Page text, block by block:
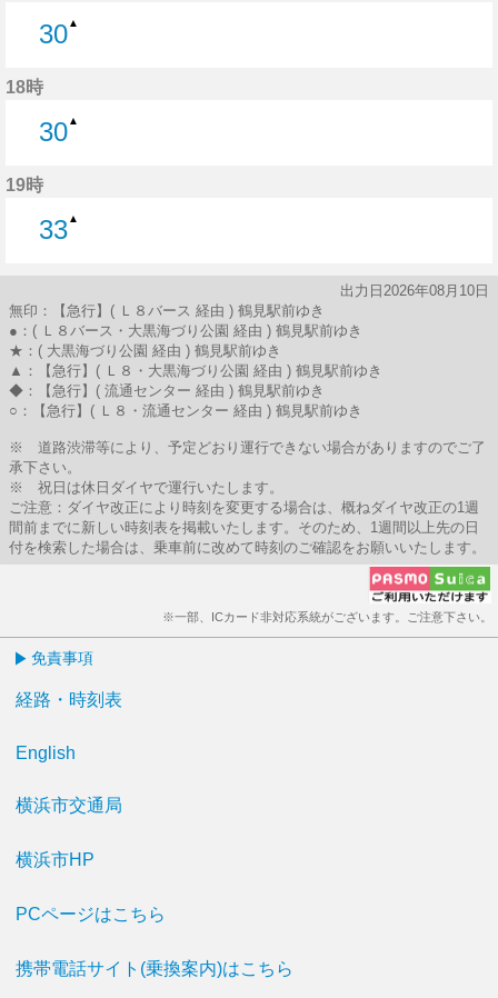
30▲
18時
30▲
19時
33▲
出力日2026年08月10日
無印：【急行】( Ｌ８バース 経由 ) 鶴見駅前ゆき
●：( Ｌ８バース・大黒海づり公園 経由 ) 鶴見駅前ゆき
★：( 大黒海づり公園 経由 ) 鶴見駅前ゆき
▲：【急行】( Ｌ８・大黒海づり公園 経由 ) 鶴見駅前ゆき
◆：【急行】( 流通センター 経由 ) 鶴見駅前ゆき
○：【急行】( Ｌ８・流通センター 経由 ) 鶴見駅前ゆき
※ 道路渋滞等により、予定どおり運行できない場合がありますのでご了
承下さい。
※ 祝日は休日ダイヤで運行いたします。
ご注意：ダイヤ改正により時刻を変更する場合は、概ねダイヤ改正の1週
間前までに新しい時刻表を掲載いたします。そのため、1週間以上先の日
付を検索した場合は、乗車前に改めて時刻のご確認をお願いいたします。
※一部、ICカード非対応系統がございます。ご注意下さい。
免責事項
経路・時刻表
English
横浜市交通局
横浜市HP
PCページはこちら
携帯電話サイト(乗換案内)はこちら